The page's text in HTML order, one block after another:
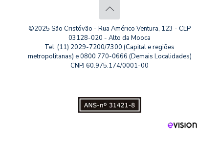
©2025 São Cristóvão - Rua Américo Ventura, 123 - CEP
03128-020 - Alto da Mooca
Tel: (11) 2029-7200/7300 (Capital e regiões
metropolitanas) e 0800 770-0666 (Demais Localidades)
CNPJ 60.975.174/0001-00